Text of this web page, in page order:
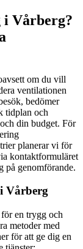
Vårberg?
om du vill
ventilationen
bedömer
tidplan och
din budget. För
planerar vi för
kontaktformuläret
på genomförande.
Vårberg
en trygg och
metoder med
för att ge dig en